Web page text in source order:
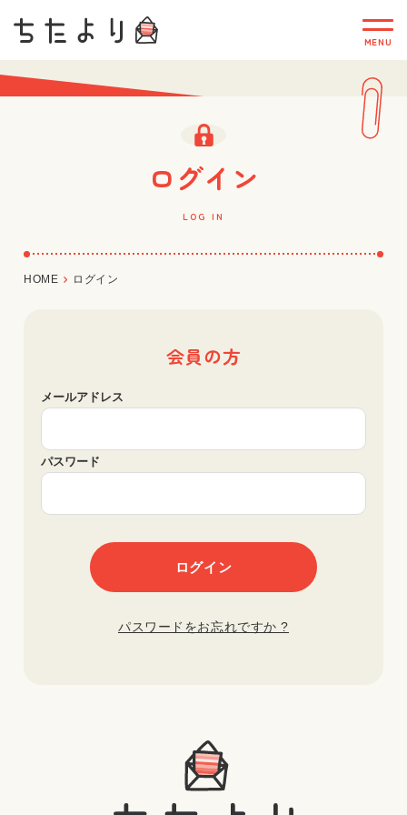
ログイン
LOG IN
HOME ログイン
会員の方
メールアドレス
パスワード
パスワードをお忘れですか ?